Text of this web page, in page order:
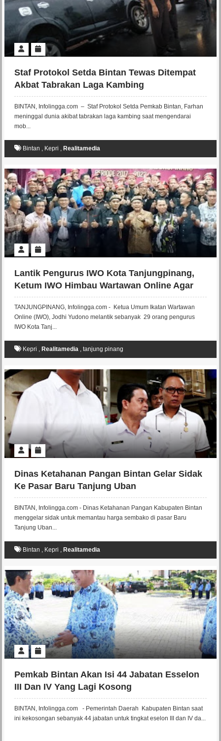
Staf Protokol Setda Bintan Tewas Ditempat
Akbat Tabrakan Laga Kambing
BINTAN, Infolingga.com – Staf Protokol Setda Pemkab Bintan, Farhan
meninggal dunia akibat tabrakan laga kambing saat mengendarai
mob...
Bintan , Kepri , Realitamedia
Lantik Pengurus IWO Kota Tanjungpinang,
Ketum IWO Himbau Wartawan Online Agar
Selalu Independen
TANJUNGPINANG, Infolingga.com - Ketua Umum Ikatan Wartawan
Online (IWO), Jodhi Yudono melantik sebanyak 29 orang pengurus
IWO Kota Tanj...
Kepri , Realitamedia, tanjung pinang
Dinas Ketahanan Pangan Bintan Gelar Sidak
Ke Pasar Baru Tanjung Uban
BINTAN, Infolingga.com - Dinas Ketahanan Pangan Kabupaten Bintan
menggelar sidak untuk memantau harga sembako di pasar Baru
Tanjung Uban...
Bintan , Kepri , Realitamedia
Pemkab Bintan Akan Isi 44 Jabatan Esselon
III Dan IV Yang Lagi Kosong
BINTAN, Infolingga.com - Pemerintah Daerah Kabupaten Bintan saat
ini kekosongan sebanyak 44 jabatan untuk tingkat eselon III dan IV da...